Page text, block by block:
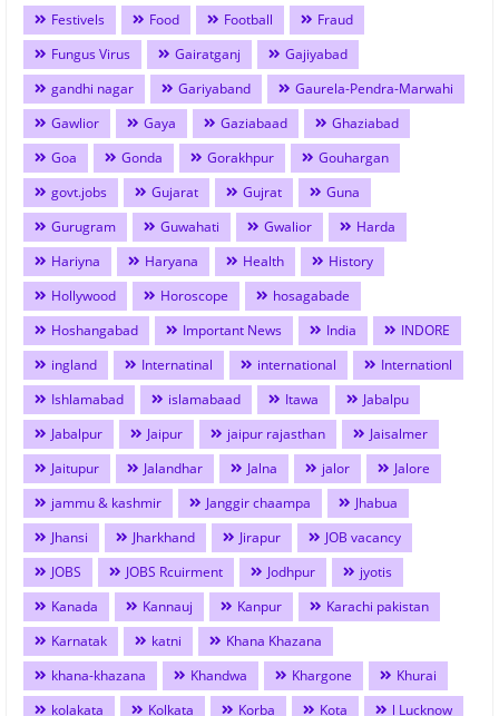
Festivels Food Football
Fraud
Fungus Virus
Gairatganj
Gajiyabad
gandhi nagar
Gariyaband
Gaurela-Pendra-Marwahi
Gawlior
Gaya Gaziabaad
Ghaziabad
Goa
Gonda Gorakhpur
Gouhargan
govt.jobs
Gujarat Gujrat
Guna
Gurugram
Guwahati Gwalior
Harda
Hariyna
Haryana Health
History
Hollywood
Horoscope
hosagabade
Hoshangabad
Important News India
INDORE
ingland
Internatinal international
Internationl
Ishlamabad
islamabaad Itawa
Jabalpu
Jabalpur
Jaipur jaipur rajasthan
Jaisalmer
Jaitupur
Jalandhar Jalna jalor
Jalore
jammu & kashmir
Janggir chaampa
Jhabua
Jhansi
Jharkhand Jirapur
JOB vacancy
JOBS
JOBS Rcuirment Jodhpur
jyotis
Kanada
Kannauj Kanpur
Karachi pakistan
Karnatak
katni
Khana Khazana
khana-khazana
Khandwa Khargone
Khurai
kolakata
Kolkata Korba Kota
l Lucknow